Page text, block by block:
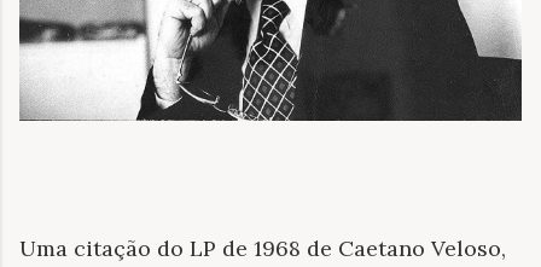
Uma citação do LP de 1968 de Caetano Veloso,